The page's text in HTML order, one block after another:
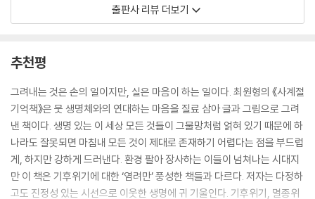
도록 불빛 차단 울타리와 차량 차단막을 설치하여 잠자리며 먹이터를 마련
해주었다.
알고 있다. 꽃자루에 작은 흰 꽃이 피고 검은 씨앗이 맺히는데 바닥에 엎드
려도 루페 없인 구분이 어렵다. 이 씨앗에는 젤리 같은 물질이 있어 물에 닿
으면 부풀어 오르며 접착력이 생긴다. 이런 씨앗의 특성 덕에 질경이는 길
에 살면서 지나가는 나그네의 신발 바닥, 마차 바퀴 그리고 21세기에는 자
동차 타이어에 묻어 먼 곳까지 이동하며 영역을 넓혀나간다. 질경이 생김
새 하나하나에 자손을 퍼뜨리려는 진화의 흔적이 묻어 있는 걸 알고 나니
에세이를 펴냈다. 꽃과 나무부터 잡초라 불리는 식물까지, 익숙한 포유류
한편 저자는 책에서 지구상에 700여 마리밖에 생존하지 않는다는 넓적부
리도요, 육식 산업의 발전과 함께 멸종한 소똥구리, 수족관에서 지내다 제
주 앞바다에 방사된 남방큰돌고래 ‘비봉이’, 밀렵으로 사실상 기능적 멸종
상태가 된 코뿔소, 동물원을 탈출해 도로를 누볐던 얼룩말 ‘세로’ 등 인간의
욕심으로 고통받거나 사라져가는 자연의 존재들에도 주목한다. 자연 속 크
고 작은 생명들을 알게 되면 알게 될수록, 깊은 유대감으로 그들을 소중히
여길 수 있을 거란 믿음에서다. 기후위기와 멸종위기라는 말이 숱하게 들
출판사 리뷰 더보기
추천평
그려내는 것은 손의 일이지만, 실은 마음이 하는 일이다. 최원형의 《사계절
기억책》은 뭇 생명체와의 연대하는 마음을 질료 삼아 글과 그림으로 그려
낸 책이다. 생명 있는 이 세상 모든 것들이 그물망처럼 얽혀 있기 때문에 하
나라도 잘못되면 마침내 모든 것이 제대로 존재하기 어렵다는 점을 부드럽
게, 하지만 강하게 드러낸다. 환경 팔아 장사하는 이들이 넘쳐나는 시대지
만 이 책은 기후위기에 대한 ‘염려만’ 풍성한 책들과 다르다. 저자는 다정하
고도 진정성 있는 시선으로 이웃한 생명에 귀 기울인다. 기후위기, 멸종위